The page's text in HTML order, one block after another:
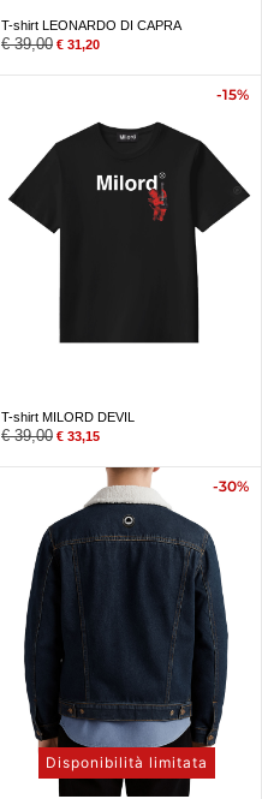
T-shirt LEONARDO DI CAPRA
€39,00 € 31,20
-15%
T-shirt MILORD DEVIL
€39,00 € 33,15
-30%
Disponibilità limitata